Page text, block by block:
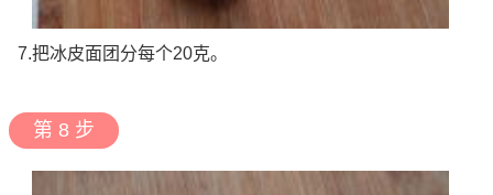
7.把冰皮面团分每个20克。
第 8 步